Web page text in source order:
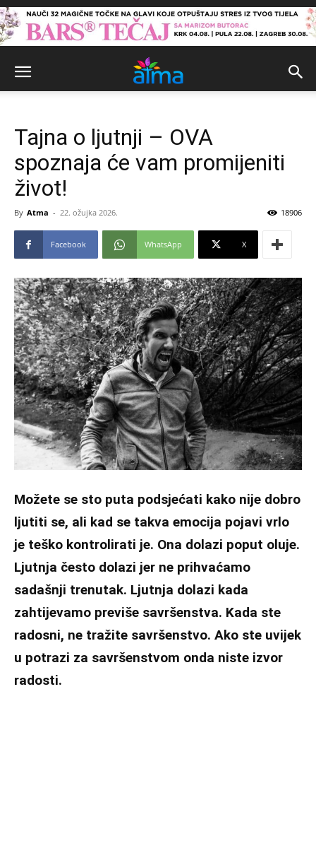
Tajna o ljutnji – OVA
spoznaja će vam promijeniti
život!
By Atma - 22. ožujka 2026. 18906
Facebook WhatsApp X
Možete se sto puta podsjećati kako nije dobro
ljutiti se, ali kad se takva emocija pojavi vrlo
je teško kontrolirati je. Ona dolazi poput oluje.
Ljutnja često dolazi jer ne prihvaćamo
sadašnji trenutak. Ljutnja dolazi kada
zahtijevamo previše savršenstva. Kada ste
radosni, ne tražite savršenstvo. Ako ste uvijek
u potrazi za savršenstvom onda niste izvor
radosti.